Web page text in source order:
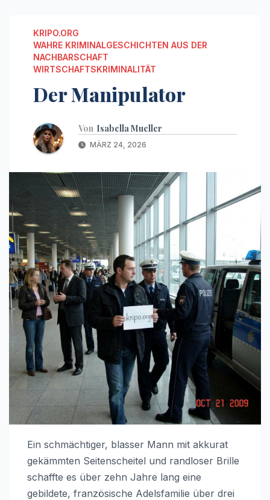
KRIPO.ORG
WAHRE KRIMINALGESCHICHTEN AUS DER
NACHBARSCHAFT
WIRTSCHAFTSKRIMINALITÄT
Der Manipulator
Von Isabella Mueller
MÄRZ 24, 2026
Ein schmächtiger, blasser Mann mit akkurat
gekämmten Seitenscheitel und randloser Brille
schaffte es über zehn Jahre lang eine
gebildete, französische Adelsfamilie über drei